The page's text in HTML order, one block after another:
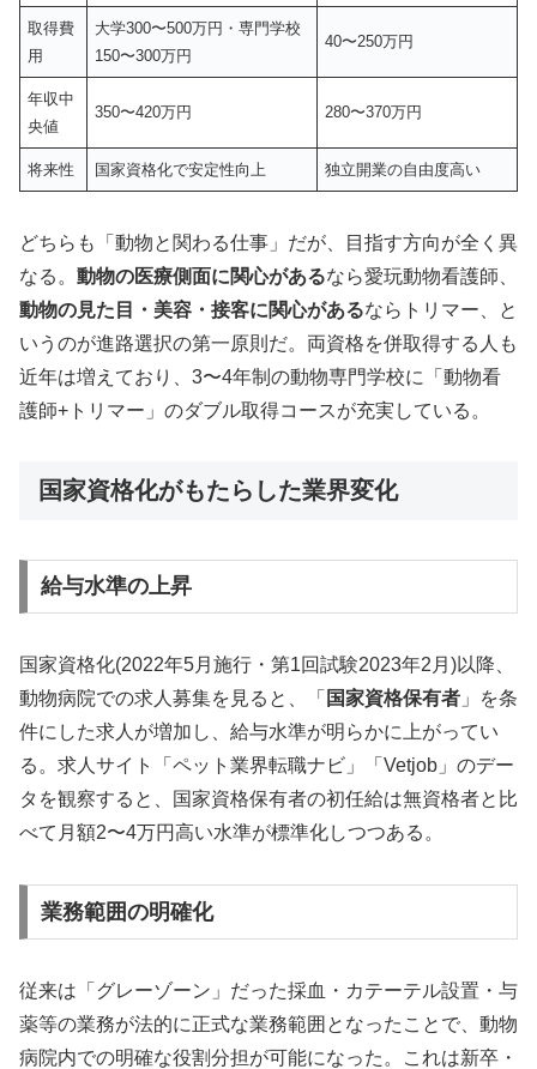
取得費
用
大学300〜500万円・専門学校
150〜300万円
40〜250万円
年収中
央値
350〜420万円 280〜370万円
将来性 国家資格化で安定性向上 独立開業の自由度高い
どちらも「動物と関わる仕事」だが、目指す方向が全く異
なる。 動物の医療側面に関心があるなら愛玩動物看護師、
動物の見た目・美容・接客に関心があるならトリマー、と
いうのが進路選択の第一原則だ。両資格を併取得する人も
近年は増えており、3〜4年制の動物専門学校に「動物看
護師+トリマー」のダブル取得コースが充実している。
国家資格化がもたらした業界変化
給与水準の上昇
国家資格化(2022年5月施行・第1回試験2023年2月)以降、
動物病院での求人募集を見ると、「 国家資格保有者 」を条
件にした求人が増加し、給与水準が明らかに上がってい
る。求人サイト「ペット業界転職ナビ」「Vetjob」のデー
タを観察すると、国家資格保有者の初任給は無資格者と比
べて月額2〜4万円高い水準が標準化しつつある。
業務範囲の明確化
従来は「グレーゾーン」だった採血・カテーテル設置・与
薬等の業務が法的に正式な業務範囲となったことで、動物
病院内での明確な役割分担が可能になった。これは新卒・